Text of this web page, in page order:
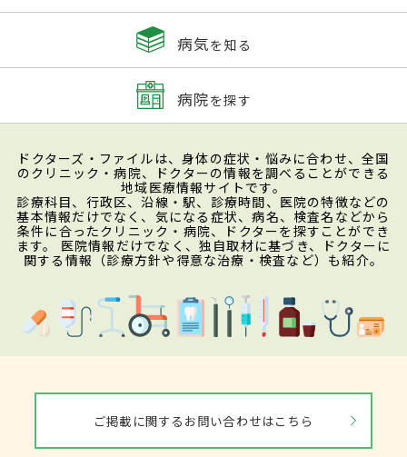
病気を知る
病院を探す
ドクターズ・ファイルは、身体の症状・悩みに合わせ、全国
のクリニック・病院、ドクターの情報を調べることができる
地域医療情報サイトです。
診療科目、行政区、沿線・駅、診療時間、医院の特徴などの
基本情報だけでなく、気になる症状、病名、検査名などから
条件に合ったクリニック・病院、ドクターを探すことができ
ます。 医院情報だけでなく、独自取材に基づき、ドクターに
関する情報（診療方針や得意な治療・検査など）も紹介。
ご掲載に関するお問い合わせはこちら